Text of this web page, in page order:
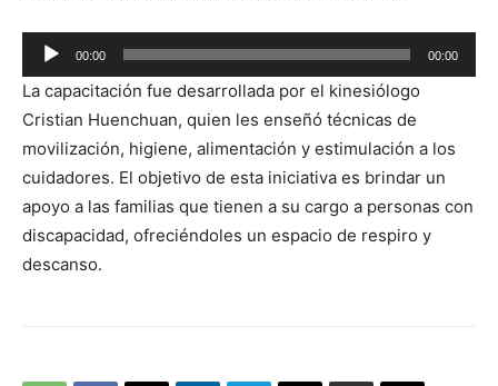
Reproductor
de
audio
00:00 00:00
La capacitación fue desarrollada por el kinesiólogo
Cristian Huenchuan, quien les enseñó técnicas de
movilización, higiene, alimentación y estimulación a los
cuidadores. El objetivo de esta iniciativa es brindar un
apoyo a las familias que tienen a su cargo a personas con
discapacidad, ofreciéndoles un espacio de respiro y
descanso.